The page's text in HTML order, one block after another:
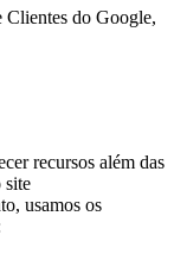
do Google,
recursos além das
site
usamos os